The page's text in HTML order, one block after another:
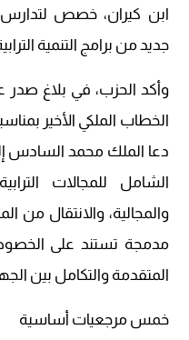
ابن كيران، خصص لتدارس
جديد من برامج التنمية
وأكد الحزب، في بلاغ صدر
دعا الملك محمد السادس
الشامل للمجالات
والمجالية، والانتقال من
مدمجة تستند على
المتقدمة والتكامل بين
خمس مرجعيات أساسية